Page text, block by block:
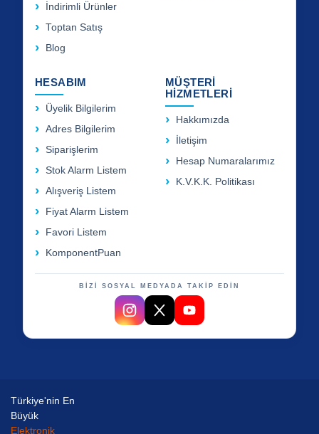
İndirimli Ürünler
Toptan Satış
Blog
HESABIM
Üyelik Bilgilerim
Adres Bilgilerim
Siparişlerim
Stok Alarm Listem
Alışveriş Listem
Fiyat Alarm Listem
Favori Listem
KomponentPuan
MÜŞTERİ
HİZMETLERİ
Hakkımızda
İletişim
Hesap Numaralarımız
K.V.K.K. Politikası
BİZİ SOSYAL MEDYADA TAKİP EDİN
Türkiye'nin En
Büyük
Elektronik